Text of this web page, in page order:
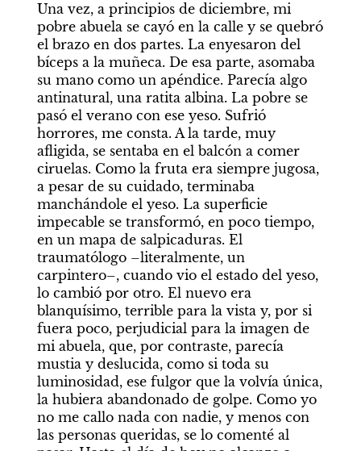
Una vez, a principios de diciembre, mi
pobre abuela se cayó en la calle y se quebró
el brazo en dos partes. La enyesaron del
bíceps a la muñeca. De esa parte, asomaba
su mano como un apéndice. Parecía algo
antinatural, una ratita albina. La pobre se
pasó el verano con ese yeso. Sufrió
horrores, me consta. A la tarde, muy
afligida, se sentaba en el balcón a comer
ciruelas. Como la fruta era siempre jugosa,
a pesar de su cuidado, terminaba
manchándole el yeso. La superficie
impecable se transformó, en poco tiempo,
en un mapa de salpicaduras. El
traumatólogo –literalmente, un
carpintero–, cuando vio el estado del yeso,
lo cambió por otro. El nuevo era
blanquísimo, terrible para la vista y, por si
fuera poco, perjudicial para la imagen de
mi abuela, que, por contraste, parecía
mustia y deslucida, como si toda su
luminosidad, ese fulgor que la volvía única,
la hubiera abandonado de golpe. Como yo
no me callo nada con nadie, y menos con
las personas queridas, se lo comenté al